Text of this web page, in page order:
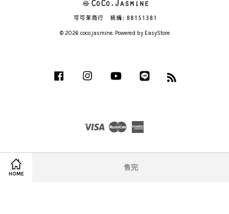
HOME
售完
© 2026 coco.jasmine. Powered by EasyStore
Facebook Instagram YouTube
Visa Master